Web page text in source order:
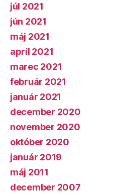
júl 2021
jún 2021
máj 2021
apríl 2021
marec 2021
február 2021
január 2021
december 2020
november 2020
október 2020
január 2019
máj 2011
december 2007